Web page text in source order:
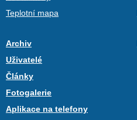
Teplotní mapa
Archiv
Uživatelé
Články
Fotogalerie
Aplikace na telefony